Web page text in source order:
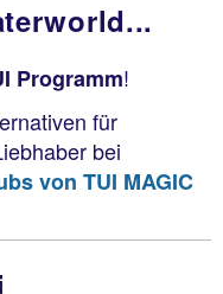
Programm!
für
bei
von TUI MAGIC